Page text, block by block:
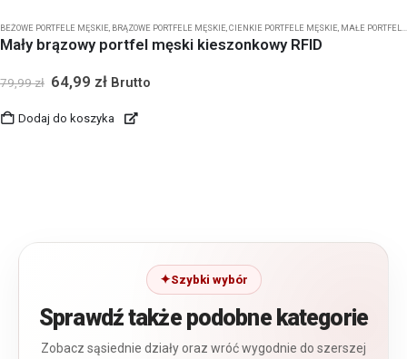
BEŻOWE PORTFELE MĘSKIE BRĄZOWE PORTFELE MĘSKIE CIENKIE PORTFELE MĘSKIE MAŁE PORTFELE MĘSKIE
Mały brązowy portfel męski kieszonkowy RFID
79,99zł 64,99 zł Brutto
Dodaj do koszyka
Szybki wybór
Sprawdź także podobne kategorie
Zobacz sąsiednie działy oraz wróć wygodnie do szerszej